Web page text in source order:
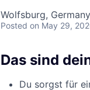
Wolfsburg, Germany
Posted on May 29,
Das sind
Du sorgst für